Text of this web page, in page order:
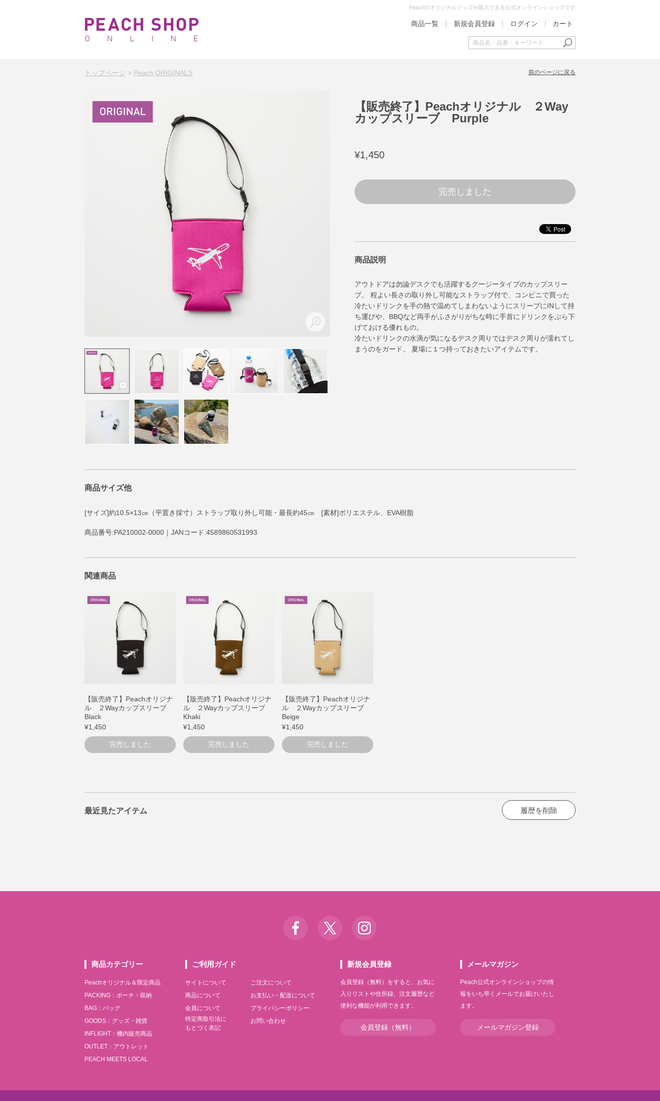
Peachのオリジナルグッズが購入できる公式オンラインショップです
商品一覧 新規会員登録 ログイン カート
トップページ > Peach ORIGINALS 前のページに戻る
【販売終了】Peachオリジナル ２Way
カップスリーブ Purple
¥1,450
完売しました
商品説明
アウトドアは勿論デスクでも活躍するクージータイプのカップスリー
ブ。 程よい長さの取り外し可能なストラップ付で、コンビニで買った
冷たいドリンクを手の熱で温めてしまわないようにスリーブにINして持
ち運びや、BBQなど両手がふさがりがちな時に手首にドリンクをぶら下
げておける優れもの。
冷たいドリンクの水滴が気になるデスク周りではデスク周りが濡れてし
まうのをガード。 夏場に１つ持っておきたいアイテムです。
商品サイズ他
[サイズ]約10.5×13㎝（平置き採寸）ストラップ取り外し可能・最長約45㎝ [素材]ポリエステル、EVA樹脂
商品番号:PA210002-0000｜JANコード:4589860531993
関連商品
【販売終了】Peachオリジナ
ル ２Wayカップスリーブ
Black
¥1,450
完売しました
【販売終了】Peachオリジナ
ル ２Wayカップスリーブ
Khaki
¥1,450
完売しました
【販売終了】Peachオリジナ
ル ２Wayカップスリーブ
Beige
¥1,450
完売しました
最近見たアイテム
商品カテゴリー
Peachオリジナル＆限定商品
PACKING：ポーチ・収納
BAG：バッグ
GOODS：グッズ・雑貨
INFLIGHT：機内販売商品
OUTLET：アウトレット
PEACH MEETS LOCAL
ご利用ガイド
サイトについて
ご注文について
商品について
お支払い・配送について
会員について
プライバシーポリシー
特定商取引法に
もとづく表記
お問い合わせ
新規会員登録
会員登録（無料）をすると、お気に
入りリストや住所録、注文履歴など
便利な機能が利用できます。
会員登録（無料）
メールマガジン
Peach公式オンラインショップの情
報をいち早くメールでお届けいたし
ます。
メールマガジン登録